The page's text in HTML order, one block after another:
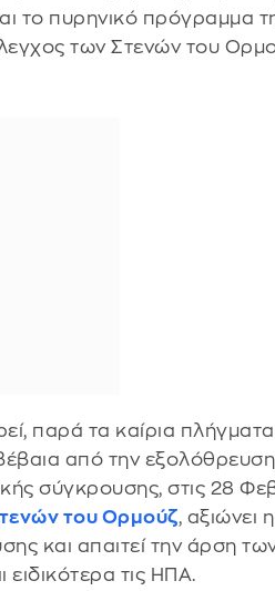
το πυρηνικό πρόγραμμα
των Στενών του
παρά τα καίρια πλήγματα
από την
σύγκρουσης, στις 28
του Ορμούζ, αξιώνει
και απαιτεί την άρση
ειδικότερα τις ΗΠΑ.